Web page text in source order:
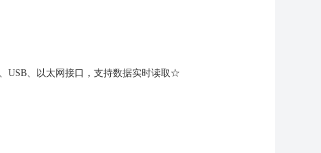
USB、以太网接口，支持数据实时读取☆